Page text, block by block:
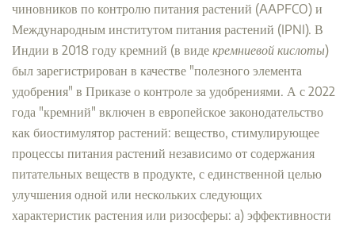
чиновников по контролю питания растений (AAPFCO) и
Международным институтом питания растений (IPNI). В
Индии в 2018 году кремний (в виде кремниевой кислоты)
был зарегистрирован в качестве "полезного элемента
удобрения" в Приказе о контроле за удобрениями. А с 2022
года "кремний" включен в европейское законодательство
как биостимулятор растений: вещество, стимулирующее
процессы питания растений независимо от содержания
питательных веществ в продукте, с единственной целью
улучшения одной или нескольких следующих
характеристик растения или ризосферы: а) эффективности